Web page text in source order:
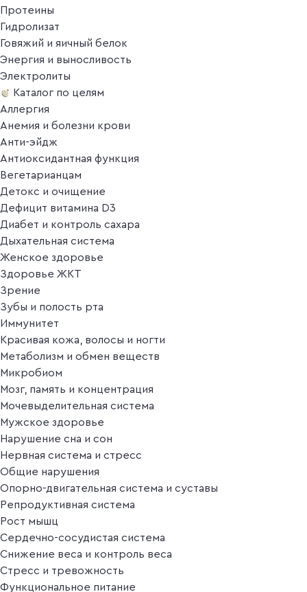
Протеины
Гидролизат
Говяжий и яичный белок
Энергия и выносливость
Электролиты
Каталог по целям
Аллергия
Анемия и болезни крови
Анти-эйдж
Антиоксидантная функция
Вегетарианцам
Детокс и очищение
Дефицит витамина D3
Диабет и контроль сахара
Дыхательная система
Женское здоровье
Здоровье ЖКТ
Зрение
Зубы и полость рта
Иммунитет
Красивая кожа, волосы и ногти
Метаболизм и обмен веществ
Микробиом
Мозг, память и концентрация
Мочевыделительная система
Мужское здоровье
Нарушение сна и сон
Нервная система и стресс
Общие нарушения
Опорно-двигательная система и суставы
Репродуктивная система
Рост мышц
Сердечно-сосудистая система
Снижение веса и контроль веса
Стресс и тревожность
Функциональное питание